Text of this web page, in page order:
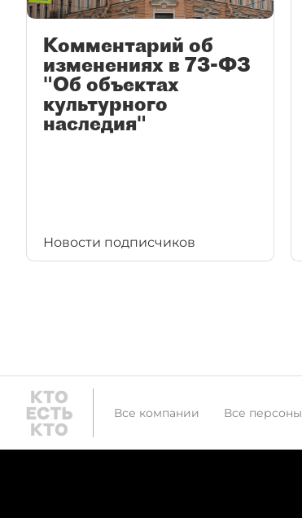
Комментарий об
изменениях в 73-ФЗ
"Об объектах
культурного
наследия"
Новости подписчиков
Все компании Все персоны